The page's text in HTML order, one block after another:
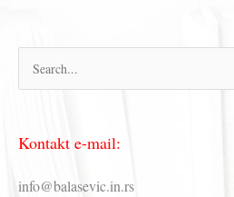
р
т
р
Kontakt e-mail:
info@balasevic.in.rs